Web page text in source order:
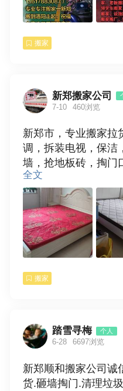
搬家
新郑搬家公司
7-10 460浏览
新郑市，专业搬家拉
调，拆装电视，保洁
墙，抢地板砖，掏门
垃圾，欢迎使用。
全文
搬家
踏雪寻梅 个人
6-28 6697浏览
新郑顺和搬家公司诚
货.砸墙掏门.清理垃